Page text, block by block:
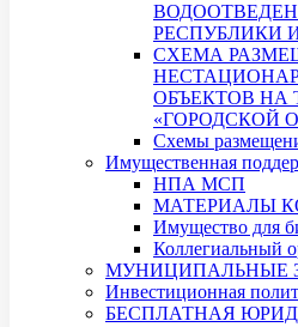
РЕСПУБЛИКИ
СХЕМА
ОБЪЕКТОВ НА
«ГОРОДСКОЙ
Схемы
Имущественная
НПА МСП
МАТЕРИАЛЫ
Имущество для
Коллегиальный
МУНИЦИПАЛЬНЫЕ
Инвестиционная
БЕСПЛАТНАЯ